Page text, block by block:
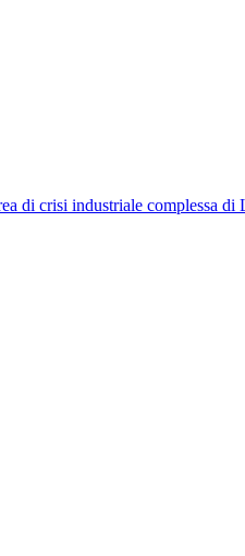
di crisi industriale complessa